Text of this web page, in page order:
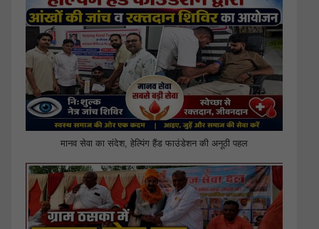
मानव सेवा का संदेश, हेल्पिंग हैंड फाउंडेशन की अनूठी पहल